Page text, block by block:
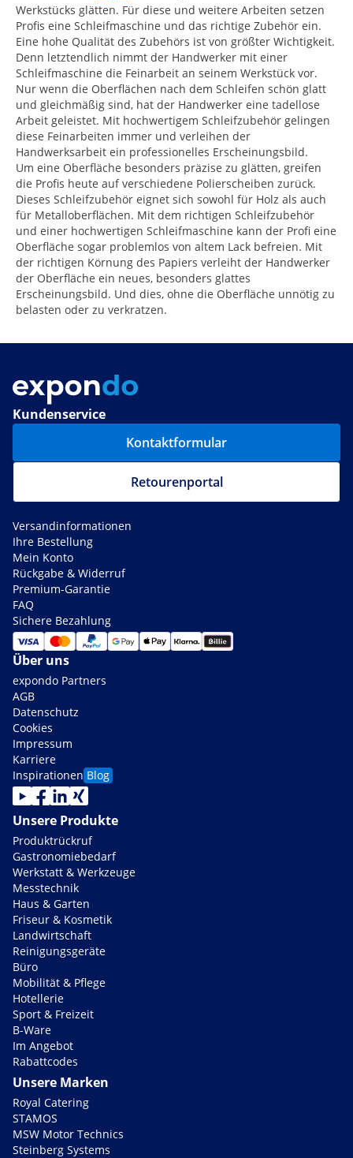
Werkstücks glätten. Für diese und weitere Arbeiten setzen
Profis eine Schleifmaschine und das richtige Zubehör ein.
Eine hohe Qualität des Zubehörs ist von größter Wichtigkeit.
Denn letztendlich nimmt der Handwerker mit einer
Schleifmaschine die Feinarbeit an seinem Werkstück vor.
Nur wenn die Oberflächen nach dem Schleifen schön glatt
und gleichmäßig sind, hat der Handwerker eine tadellose
Arbeit geleistet. Mit hochwertigem Schleifzubehör gelingen
diese Feinarbeiten immer und verleihen der
Handwerksarbeit ein professionelles Erscheinungsbild.
Um eine Oberfläche besonders präzise zu glätten, greifen
die Profis heute auf verschiedene Polierscheiben zurück.
Dieses Schleifzubehör eignet sich sowohl für Holz als auch
für Metalloberflächen. Mit dem richtigen Schleifzubehör
und einer hochwertigen Schleifmaschine kann der Profi eine
Oberfläche sogar problemlos von altem Lack befreien. Mit
der richtigen Körnung des Papiers verleiht der Handwerker
der Oberfläche ein neues, besonders glattes
Erscheinungsbild. Und dies, ohne die Oberfläche unnötig zu
belasten oder zu verkratzen.
Kundenservice
Kontaktformular
Retourenportal
Versandinformationen
Ihre Bestellung
Mein Konto
Rückgabe & Widerruf
Premium-Garantie
FAQ
Sichere Bezahlung
Über uns
expondo Partners
AGB
Datenschutz
Cookies
Impressum
Karriere
Inspirationen Blog
Unsere Produkte
Produktrückruf
Gastronomiebedarf
Werkstatt & Werkzeuge
Messtechnik
Haus & Garten
Friseur & Kosmetik
Landwirtschaft
Reinigungsgeräte
Büro
Mobilität & Pflege
Hotellerie
Sport & Freizeit
B-Ware
Im Angebot
Rabattcodes
Unsere Marken
Royal Catering
STAMOS
MSW Motor Technics
Steinberg Systems